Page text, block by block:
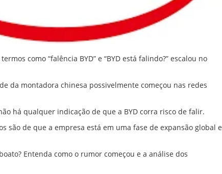
como “falência BYD” e “BYD está falindo?” escalou no
da montadora chinesa possivelmente começou nas redes
há qualquer indicação de que a BYD corra risco de falir.
são de que a empresa está em uma fase de expansão global e
Entenda como o rumor começou e a análise dos